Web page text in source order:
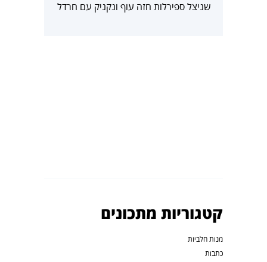
שניצל ספירלות חזה עוף ונקניק עם חרדל
קטגוריות מתכונים
מנות חלביות
כתבות